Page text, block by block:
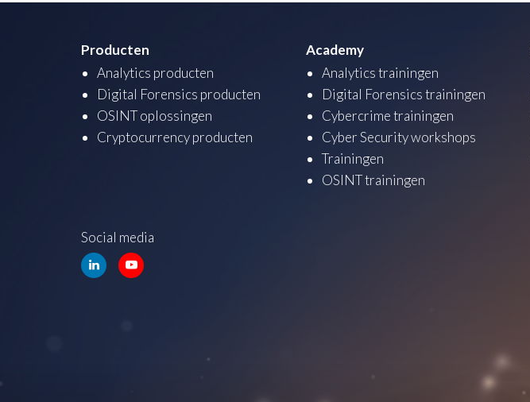
Producten
Analytics producten
Digital Forensics producten
OSINT oplossingen
Cryptocurrency producten
Academy
Analytics trainingen
Digital Forensics trainingen
Cybercrime trainingen
Cyber Security workshops
Trainingen
OSINT trainingen
Social media